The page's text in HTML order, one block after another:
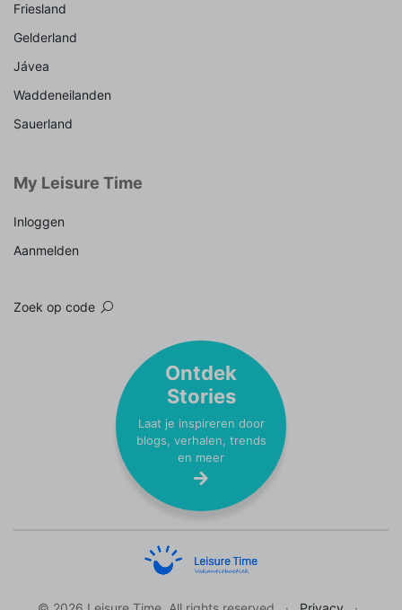
Friesland
Gelderland
Jávea
Waddeneilanden
Sauerland
My Leisure Time
Inloggen
Aanmelden
Zoek op code
Ontdek
Stories
Laat je inspireren door
blogs, verhalen, trends
en meer